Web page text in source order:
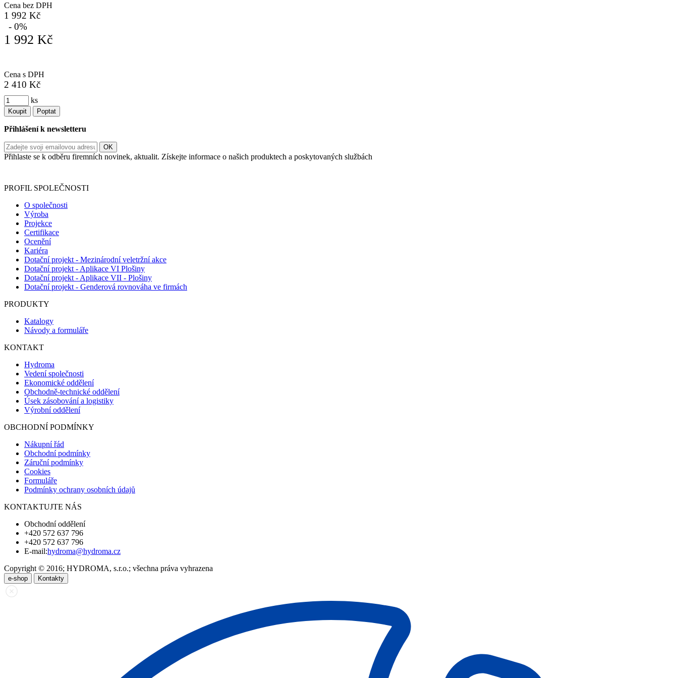
Cena bez DPH
1 992 Kč
- 0%
1 992 Kč
Cena s DPH
2 410 Kč
ks
Koupit Poptat
Přihlášení k newsletteru
Přihlaste se k odběru firemních novinek, aktualit. Získejte informace o našich produktech a poskytovaných službách
PROFIL SPOLEČNOSTI
O společnosti
Výroba
Projekce
Certifikace
Ocenění
Kariéra
Dotační projekt - Mezinárodní veletržní akce
Dotační projekt - Aplikace VI Plošiny
Dotační projekt - Aplikace VII - Plošiny
Dotační projekt - Genderová rovnováha ve firmách
PRODUKTY
Katalogy
Návody a formuláře
KONTAKT
Hydroma
Vedení společnosti
Ekonomické oddělení
Obchodně-technické oddělení
Úsek zásobování a logistiky
Výrobní oddělení
OBCHODNÍ PODMÍNKY
Nákupní řád
Obchodní podmínky
Záruční podmínky
Cookies
Formuláře
Podmínky ochrany osobních údajů
KONTAKTUJTE NÁS
Obchodní oddělení
+420 572 637 796
+420 572 637 796
E-mail:hydroma@hydroma.cz
Copyright © 2016; HYDROMA, s.r.o.; všechna práva vyhrazena
e-shop Kontakty